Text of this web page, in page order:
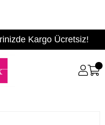
Kargo Ücretsiz!